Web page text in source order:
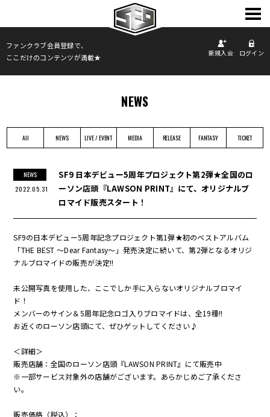
ファンクラブ会員登録で、
ここだけのコンテンツが満載★
新規入会 ログイン
PROFILE
DISCOGRAPHY
PHOTO
MOVIE
NEWS
All NEWS LIVE / EVENT MEDIA RELEASE FANTASY TICKET
NEWS
2022.05.31
SF9 日本デビュー5周年プロジェクト第2弾★全国のロ
ーソン店頭『LAWSON PRINT』にて、オリジナルブ
ロマイド販売スタート！
SF9の日本デビュー5周年記念プロジェクト第1弾★初のベストアルバム
「THE BEST 〜Dear Fantasy〜」発売決定に続いて、第2弾となるオリジ
ナルブロマイドの販売が決定!!
未公開写真を使用した、ここでしか手に入らないオリジナルブロマイ
ド！
メンバーのサイン＆5周年記念ロゴ入りブロマイドは、全19種!!
お近くのローソン店頭にて、ぜひゲットしてください♪
＜詳細＞
販売店舗：全国のローソン店頭『LAWSON PRINT』にて販売中
※一部サービス対象外の店舗がございます。あらかじめご了承くださ
い。
販売価格（税込）：